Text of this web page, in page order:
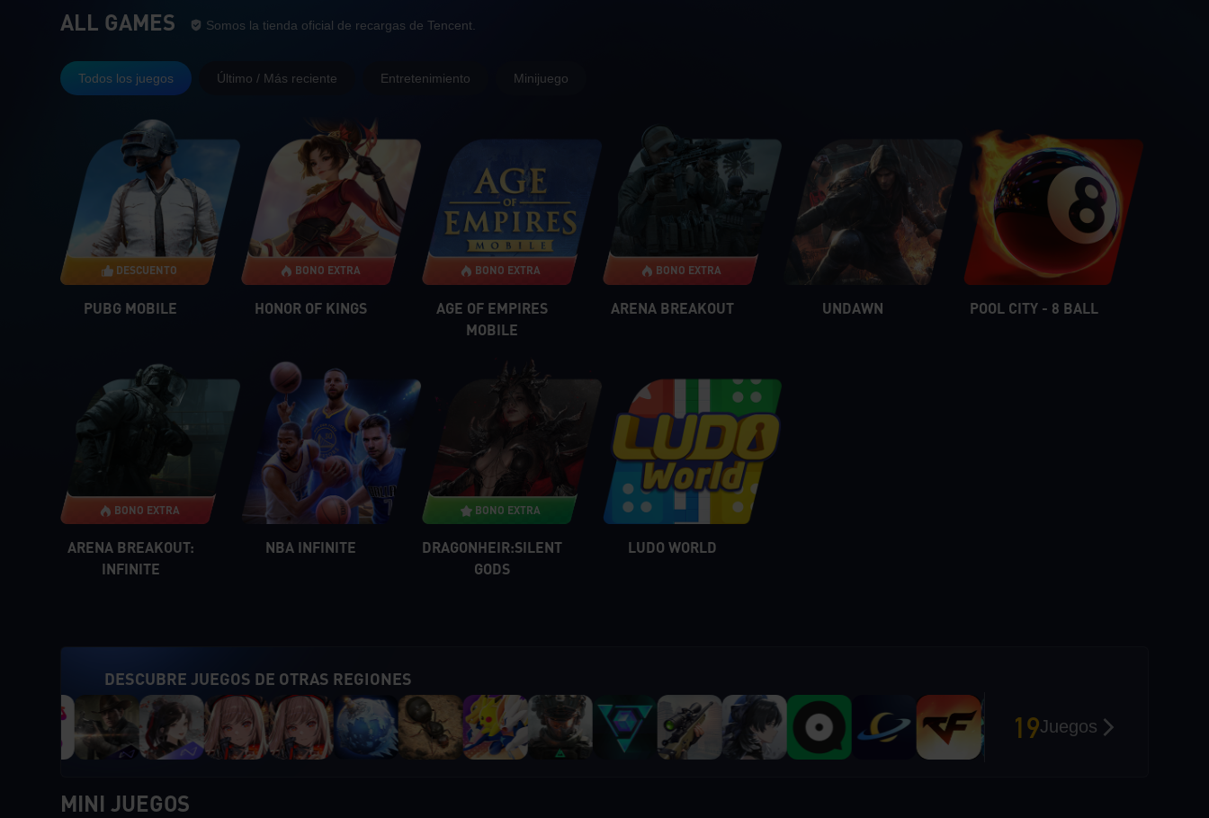
ALL GAMES Somos la tienda oficial de recargas de Tencent.
Somos la tienda oficial de recargas de Tencent.
Todos los juegos Último / Más reciente Entretenimiento Minijuego
DESCUENTO
PUBG MOBILE
BONO EXTRA
HONOR OF KINGS
BONO EXTRA
AGE OF EMPIRES
MOBILE
BONO EXTRA
ARENA BREAKOUT UNDAWN POOL CITY - 8 BALL
BONO EXTRA
ARENA BREAKOUT:
INFINITE
NBA INFINITE
BONO EXTRA
DRAGONHEIR:SILENT
GODS
LUDO WORLD
DESCUBRE JUEGOS DE OTRAS REGIONES
19Juegos
MINI JUEGOS